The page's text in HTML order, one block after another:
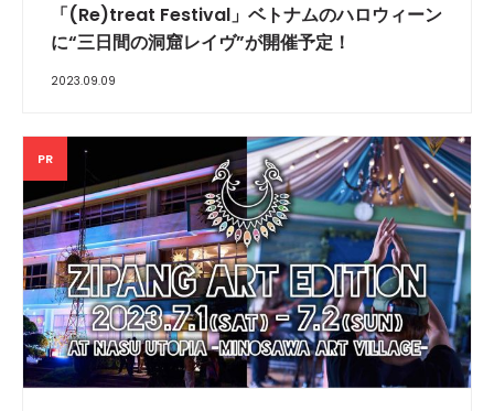
「(Re)treat Festival」ベトナムのハロウィーン
に“三日間の洞窟レイヴ”が開催予定！
2023.09.09
PR